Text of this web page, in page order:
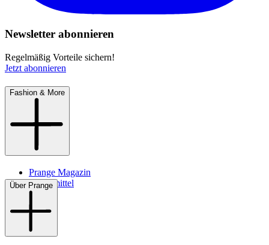
Newsletter abonnieren
Regelmäßig Vorteile sichern!
Jetzt abonnieren
Fashion & More
Prange Magazin
Pflegemittel
Über Prange